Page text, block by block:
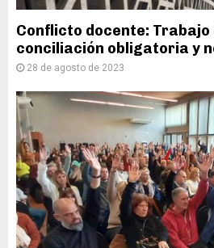
Conflicto docente: Trabajo
conciliación obligatoria y
28 de agosto de 2023